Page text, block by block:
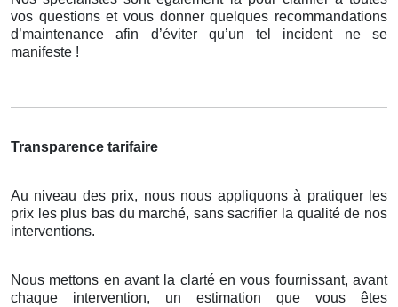
vos questions et vous donner quelques recommandations
d’maintenance afin d’éviter qu’un tel incident ne se
manifeste !
Transparence tarifaire
Au niveau des prix, nous nous appliquons à pratiquer les
prix les plus bas du marché, sans sacrifier la qualité de nos
interventions.
Nous mettons en avant la clarté en vous fournissant, avant
chaque intervention, un estimation que vous êtes